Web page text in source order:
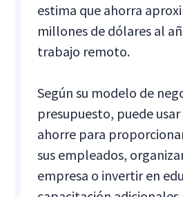
estima que ahorra
millones de dólares al
trabajo remoto.
Según su modelo de
presupuesto, puede
ahorre para
sus empleados,
empresa o invertir en